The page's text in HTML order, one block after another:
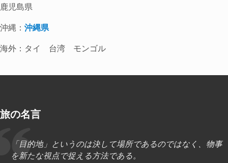
鹿児島県
沖縄：沖縄県
海外：タイ 台湾 モンゴル
旅の名言
「目的地」というのは決して場所であるのではなく、物事
を新たな視点で捉える方法である。